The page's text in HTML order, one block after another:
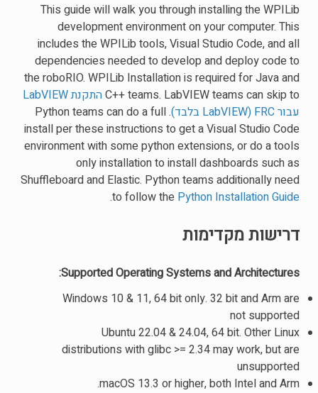
This guide will walk you through installing the WPILib
development environment on your computer. This
includes the WPILib tools, Visual Studio Code, and all
dependencies needed to develop and deploy code to
the roboRIO. WPILib Installation is required for Java and
C++ teams. LabVIEW teams can skip to
התקנת LabVIEW
עבור FRC (LabVIEW בלבד)
. Python teams can do a full
install per these instructions to get a Visual Studio Code
environment with some python extensions, or do a tools
only installation to install dashboards such as
Shuffleboard and Elastic. Python teams additionally need
to follow the Python Installation Guide
.
דרישות מקדימות
Supported Operating Systems and Architectures:
Windows 10 & 11, 64 bit only. 32 bit and Arm are
not supported
Ubuntu 22.04 & 24.04, 64 bit. Other Linux
distributions with glibc >= 2.34 may work, but are
unsupported
macOS 13.3 or higher, both Intel and Arm.